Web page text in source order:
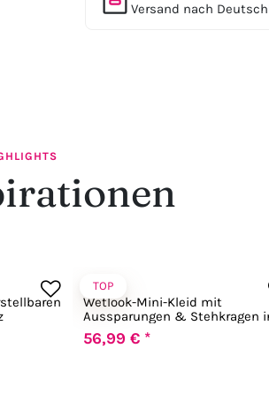
Versand nach
TOP
Saresia
Wetlook-Mini-Kleid mit
Aussparungen & Stehkragen
schwarz
56,99 € *